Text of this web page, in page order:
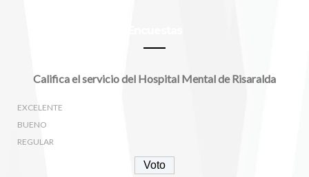
Califica el servicio del Hospital Mental de Risaralda
EXCELENTE
BUENO
REGULAR